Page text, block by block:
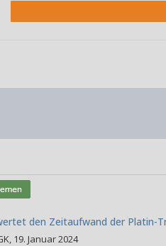
den Zeitaufwand der Platin-
, 19. Januar 2024